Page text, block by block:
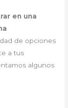
en una
de opciones
a tus
algunos